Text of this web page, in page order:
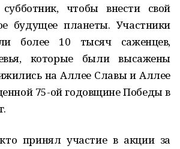
субботник, чтобы внести свой
будущее планеты. Участники
более 10 тысяч саженцев,
которые были высажены
на Аллее Славы и Аллее
75-ой годовщине Победы в
принял участие в акции за